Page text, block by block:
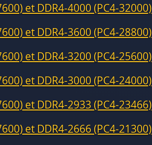
et DDR4-4000 (PC4-32000)
et DDR4-3600 (PC4-28800)
et DDR4-3200 (PC4-25600)
et DDR4-3000 (PC4-24000)
et DDR4-2933 (PC4-23466)
et DDR4-2666 (PC4-21300)